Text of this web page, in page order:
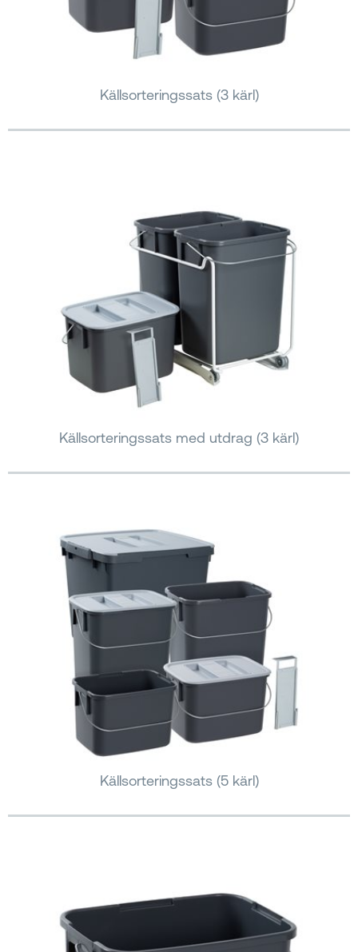
Källsorteringssats (3 kärl)
Källsorteringssats med utdrag (3 kärl)
Källsorteringssats (5 kärl)